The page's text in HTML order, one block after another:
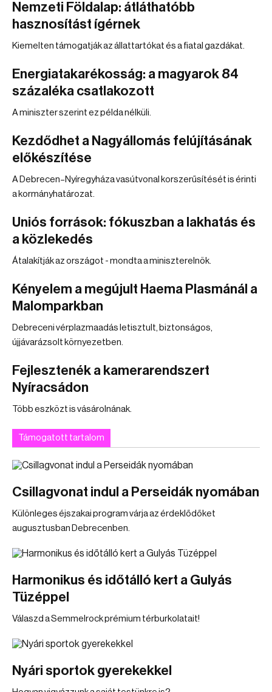
Nemzeti Földalap: átláthatóbb
hasznosítást ígérnek
Kiemelten támogatják az állattartókat és a fiatal gazdákat.
Energiatakarékosság: a magyarok 84
százaléka csatlakozott
A miniszter szerint ez példa nélküli.
Kezdődhet a Nagyállomás felújításának
előkészítése
A Debrecen–Nyíregyháza vasútvonal korszerűsítését is érinti
a kormányhatározat.
Uniós források: fókuszban a lakhatás és
a közlekedés
Átalakítják az országot - mondta a miniszterelnök.
Kényelem a megújult Haema Plasmánál a
Malomparkban
Debreceni vérplazmaadás letisztult, biztonságos,
újjávarázsolt környezetben.
Fejlesztenék a kamerarendszert
Nyíracsádon
Több eszközt is vásárolnának.
Támogatott tartalom
Csillagvonat indul a Perseidák nyomában
Különleges éjszakai program várja az érdeklődőket
augusztusban Debrecenben.
Harmonikus és időtálló kert a Gulyás
Tüzéppel
Válaszd a Semmelrock prémium térburkolatait!
Nyári sportok gyerekekkel